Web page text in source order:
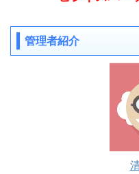
管理者紹介